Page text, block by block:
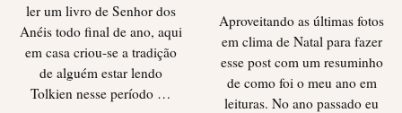
ler um livro de Senhor dos
Anéis todo final de ano, aqui
em casa criou-se a tradição
de alguém estar lendo
Tolkien nesse período …
Aproveitando as últimas fotos
em clima de Natal para fazer
esse post com um resuminho
de como foi o meu ano em
leituras. No ano passado eu